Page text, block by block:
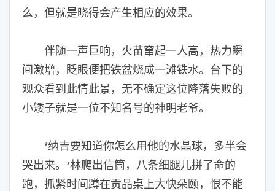
么，但就是晓得会产生相应的效果。
伴随一声巨响，火苗窜起一人高，热力瞬
间激增，眨眼便把铁盆烧成一滩铁水。台下的
观众看到此情此景，无不确定这位降落失败的
小矮子就是一位不知名号的神明老爷。
*纳吉要知道你怎么用他的水晶球，多半会
哭出来。 *林爬出信筒，八条细腿儿拼了命的
跑，抓紧时间蹲在贡品桌上大快朵颐，恨不能